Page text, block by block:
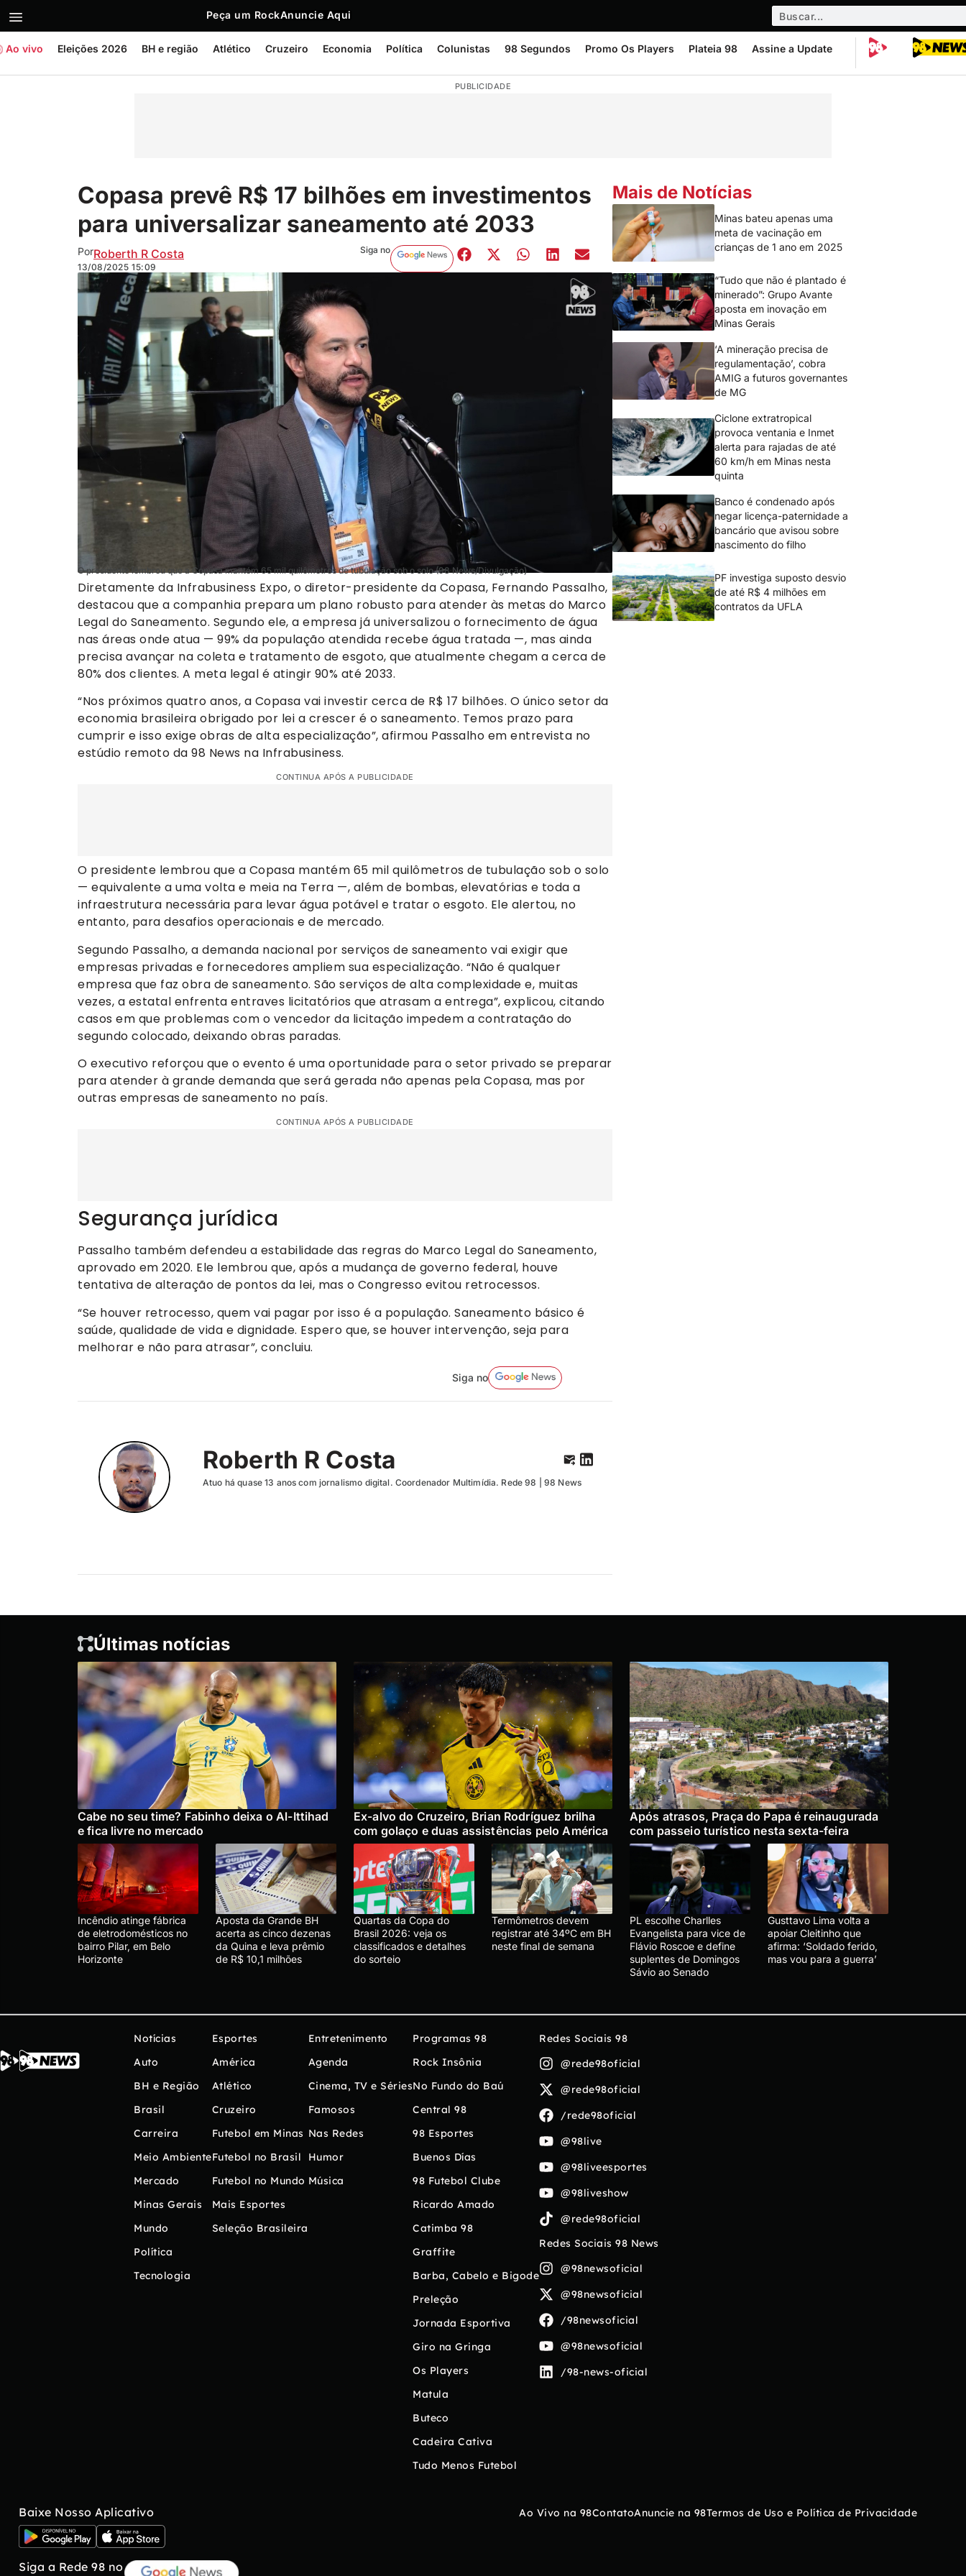
Peça um RockAnuncie Aqui
Ao vivo Eleições 2026 BH e região Atlético Cruzeiro Economia Política Colunistas 98 Segundos Promo Os Players Plateia 98 Assine a Update
PUBLICIDADE
Copasa prevê R$ 17 bilhões em investimentos
para universalizar saneamento até 2033
PorRoberth R Costa
13/08/2025 15:09
Siga no
O presidente lembrou que a Copasa mantém 65 mil quilômetros de tubulação sob o solo (98 News/Divulgação)
Diretamente da Infrabusiness Expo, o diretor-presidente da Copasa, Fernando Passalho,
destacou que a companhia prepara um plano robusto para atender às metas do Marco
Legal do Saneamento. Segundo ele, a empresa já universalizou o fornecimento de água
nas áreas onde atua — 99% da população atendida recebe água tratada —, mas ainda
precisa avançar na coleta e tratamento de esgoto, que atualmente chegam a cerca de
80% dos clientes. A meta legal é atingir 90% até 2033.
“Nos próximos quatro anos, a Copasa vai investir cerca de R$ 17 bilhões. O único setor da
economia brasileira obrigado por lei a crescer é o saneamento. Temos prazo para
cumprir e isso exige obras de alta especialização”, afirmou Passalho em entrevista no
estúdio remoto da 98 News na Infrabusiness.
CONTINUA APÓS A PUBLICIDADE
O presidente lembrou que a Copasa mantém 65 mil quilômetros de tubulação sob o solo
— equivalente a uma volta e meia na Terra —, além de bombas, elevatórias e toda a
infraestrutura necessária para levar água potável e tratar o esgoto. Ele alertou, no
entanto, para desafios operacionais e de mercado.
Segundo Passalho, a demanda nacional por serviços de saneamento vai exigir que
empresas privadas e fornecedores ampliem sua especialização. “Não é qualquer
empresa que faz obra de saneamento. São serviços de alta complexidade e, muitas
vezes, a estatal enfrenta entraves licitatórios que atrasam a entrega”, explicou, citando
casos em que problemas com o vencedor da licitação impedem a contratação do
segundo colocado, deixando obras paradas.
O executivo reforçou que o evento é uma oportunidade para o setor privado se preparar
para atender à grande demanda que será gerada não apenas pela Copasa, mas por
outras empresas de saneamento no país.
CONTINUA APÓS A PUBLICIDADE
Segurança jurídica
Passalho também defendeu a estabilidade das regras do Marco Legal do Saneamento,
aprovado em 2020. Ele lembrou que, após a mudança de governo federal, houve
tentativa de alteração de pontos da lei, mas o Congresso evitou retrocessos.
“Se houver retrocesso, quem vai pagar por isso é a população. Saneamento básico é
saúde, qualidade de vida e dignidade. Espero que, se houver intervenção, seja para
melhorar e não para atrasar”, concluiu.
Siga no
Roberth R Costa
Atuo há quase 13 anos com jornalismo digital. Coordenador Multimídia. Rede 98 | 98 News
Mais de Notícias
Minas bateu apenas uma
meta de vacinação em
crianças de 1 ano em 2025
“Tudo que não é plantado é
minerado”: Grupo Avante
aposta em inovação em
Minas Gerais
‘A mineração precisa de
regulamentação’, cobra
AMIG a futuros governantes
de MG
Ciclone extratropical
provoca ventania e Inmet
alerta para rajadas de até
60 km/h em Minas nesta
quinta
Banco é condenado após
negar licença-paternidade a
bancário que avisou sobre
nascimento do filho
PF investiga suposto desvio
de até R$ 4 milhões em
contratos da UFLA
Últimas notícias
Cabe no seu time? Fabinho deixa o Al-Ittihad
e fica livre no mercado
Ex-alvo do Cruzeiro, Brian Rodríguez brilha
com golaço e duas assistências pelo América
Após atrasos, Praça do Papa é reinaugurada
com passeio turístico nesta sexta-feira
Incêndio atinge fábrica
de eletrodomésticos no
bairro Pilar, em Belo
Horizonte
Aposta da Grande BH
acerta as cinco dezenas
da Quina e leva prêmio
de R$ 10,1 milhões
Quartas da Copa do
Brasil 2026: veja os
classificados e detalhes
do sorteio
Termômetros devem
registrar até 34ºC em BH
neste final de semana
PL escolhe Charlles
Evangelista para vice de
Flávio Roscoe e define
suplentes de Domingos
Sávio ao Senado
Gusttavo Lima volta a
apoiar Cleitinho que
afirma: ‘Soldado ferido,
mas vou para a guerra’
Notícias
Auto
BH e Região
Brasil
Carreira
Meio Ambiente
Mercado
Minas Gerais
Mundo
Política
Tecnologia
Esportes
América
Atlético
Cruzeiro
Futebol em Minas
Futebol no Brasil
Futebol no Mundo
Mais Esportes
Seleção Brasileira
Entretenimento
Agenda
Cinema, TV e Séries
Famosos
Nas Redes
Humor
Música
Programas 98
Rock Insônia
No Fundo do Baú
Central 98
98 Esportes
Buenos Días
98 Futebol Clube
Ricardo Amado
Catimba 98
Graffite
Barba, Cabelo e Bigode
Preleção
Jornada Esportiva
Giro na Gringa
Os Players
Matula
Buteco
Cadeira Cativa
Tudo Menos Futebol
Redes Sociais 98
@rede98oficial
@rede98oficial
/rede98oficial
@98live
@98liveesportes
@98liveshow
@rede98oficial
Redes Sociais 98 News
@98newsoficial
@98newsoficial
/98newsoficial
@98newsoficial
/98-news-oficial
Baixe Nosso Aplicativo
Siga a Rede 98 no
Ao Vivo na 98ContatoAnuncie na 98Termos de Uso e Política de Privacidade